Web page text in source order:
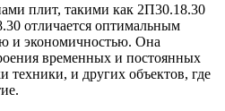
плит, такими как 2П30.18.30
отличается оптимальным
и экономичностью. Она
временных и постоянных
техники, и других объектов, где